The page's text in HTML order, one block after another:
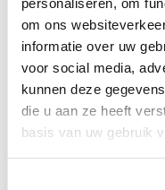
om ons
informatie over uw
voor social media,
kunnen deze
die u aan ze heeft
basis van uw gebruik
Of contacteer ons via een
Onze klantenservice is
08:30 tot 17:00
Bel Anca E-